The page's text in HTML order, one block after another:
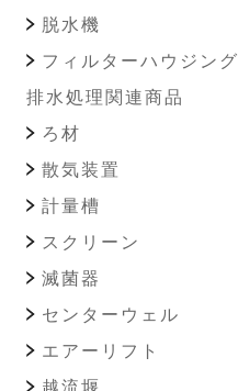
脱水機
フィルターハウジング
排水処理関連商品
ろ材
散気装置
計量槽
スクリーン
滅菌器
センターウェル
エアーリフト